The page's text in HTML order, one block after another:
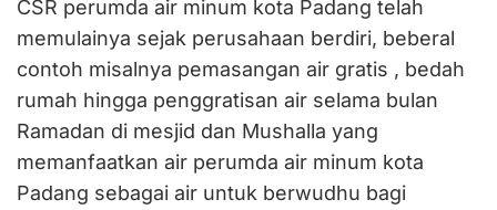
CSR perumda air minum kota Padang telah
memulainya sejak perusahaan berdiri, beberal
contoh misalnya pemasangan air gratis , bedah
rumah hingga penggratisan air selama bulan
Ramadan di mesjid dan Mushalla yang
memanfaatkan air perumda air minum kota
Padang sebagai air untuk berwudhu bagi